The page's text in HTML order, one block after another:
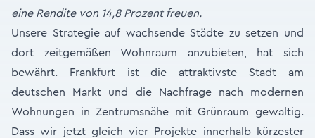
eine Rendite von 14,8 Prozent freuen.
Unsere Strategie auf wachsende Städte zu setzen und
dort zeitgemäßen Wohnraum anzubieten, hat sich
bewährt. Frankfurt ist die attraktivste Stadt am
deutschen Markt und die Nachfrage nach modernen
Wohnungen in Zentrumsnähe mit Grünraum gewaltig.
Dass wir jetzt gleich vier Projekte innerhalb kürzester